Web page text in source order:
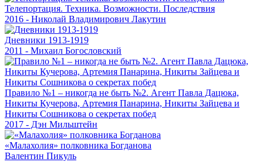
Телепортация. Техника. Возможности. Последствия
2016 - Николай Владимирович Лакутин
Дневники 1913-1919
2011 - Михаил Богословский
Правило №1 – никогда не быть №2. Агент Павла Дацюка,
Никиты Кучерова, Артемия Панарина, Никиты Зайцева и
Никиты Сошникова о секретах побед
2017 - Дэн Мильштейн
«Малахолия» полковника Богданова
Валентин Пикуль